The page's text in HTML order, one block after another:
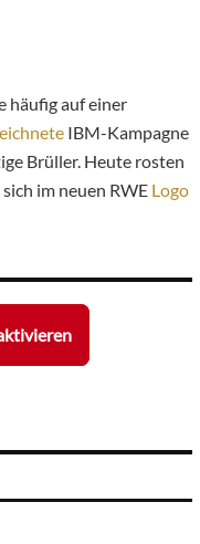
häufig auf einer
IBM-Kampagne
Brüller. Heute rosten
im neuen RWE Logo